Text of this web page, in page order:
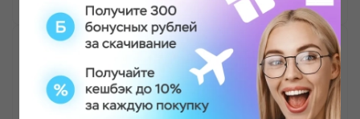
Расслабляющий массаж воротниковой зоны и
головы "Умиротворение"
Боже мой, мне просто сделали потрясающий